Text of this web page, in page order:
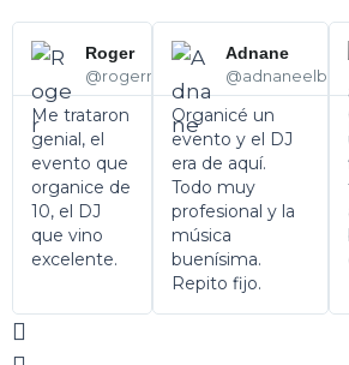
Roger
@rogermascorda
e
a
d
M
o
r
e
Me trataron
genial, el
evento que
organice de
10, el DJ
que vino
excelente.
Adnane
@adnaneelbadri
Organicé un
evento y el DJ
era de aquí.
Todo muy
profesional y la
música
buenísima.
Repito fijo.
P
e
v
o
u
s
N
x
t